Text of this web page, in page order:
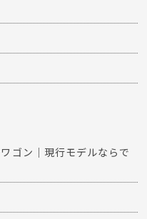
ゴン｜現行モデルならで